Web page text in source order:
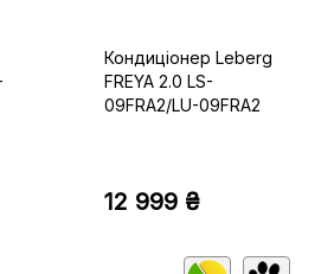
Кондиціонер Leberg
FREYA 2.0 LS-
09FRA2/LU-09FRA2
12 999 ₴